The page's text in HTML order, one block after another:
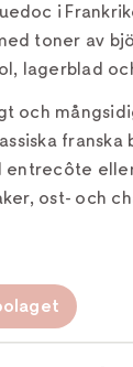
i
toner av
lagerblad
och
entrecôte
ost- och